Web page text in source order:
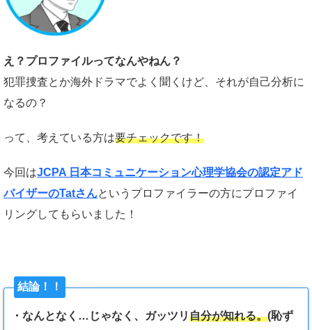
え？プロファイルってなんやねん？
犯罪捜査とか海外ドラマでよく聞くけど、それが自己分析に
なるの？
って、考えている方は要チェックです！
今回はJCPA 日本コミュニケーション心理学協会の認定アド
バイザーのTatさんというプロファイラーの方にプロファイ
リングしてもらいました！
結論！！
・なんとなく…じゃなく、ガッツリ自分が知れる。(恥ず